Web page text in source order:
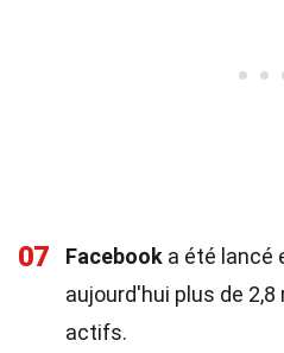
07 Facebook a été lancé
aujourd'hui plus de
actifs.